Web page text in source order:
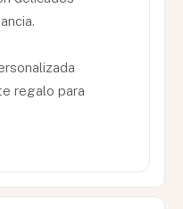
regalo para